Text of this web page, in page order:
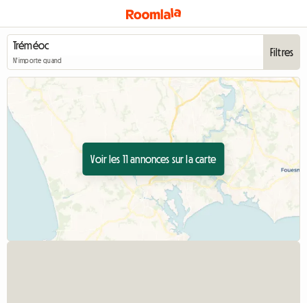
N'importe quand
Filtres
Voir les 11 annonces sur la carte